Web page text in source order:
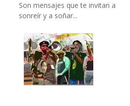
Son mensajes que te invitan a
sonreír y a soñar...